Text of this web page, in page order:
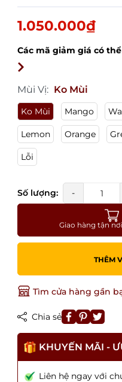
1.050.000₫
Các mã giảm giá có
Mùi Vị: Ko Mùi
Ko Mùi Mango
Lemon Orange
Lỗi
Số lượng: -
Giao hàng tận
THÊM
Tìm cửa hàng gần
Chia sẻ
KHUYẾN MÃI -
Liên hệ ngay với